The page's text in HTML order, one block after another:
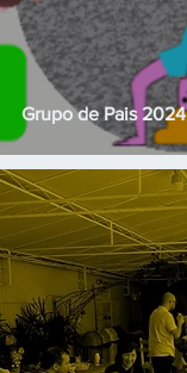
Grupo de Pais 2024